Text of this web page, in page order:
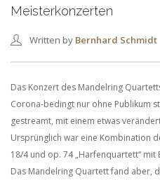
Meisterkonzerten
Written by Bernhard Schmidt
Das Konzert des Mandelring
Corona-bedingt nur ohne Publikum
gestreamt, mit einem etwas
Ursprünglich war eine Kombination
18/4 und op. 74 „Harfenquartett“
Das Mandelring Quartett fand aber,